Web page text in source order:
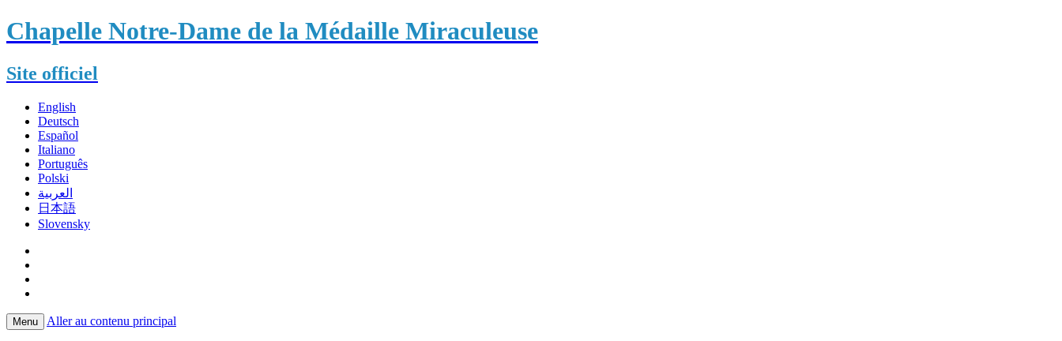
Chapelle Notre-Dame de la Médaille Miraculeuse
Site officiel
English
Deutsch
Español
Italiano
Português
Polski
العربية
日本語
Slovensky
Menu Aller au contenu principal